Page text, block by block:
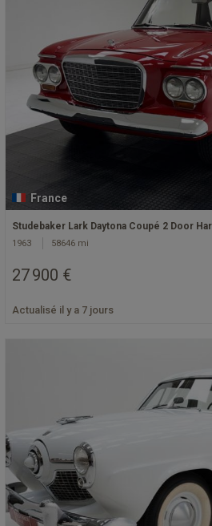
France
Studebaker Lark Daytona Coupé 2 Door
1963 58646 mi
27 900 €
Actualisé il y a 7 jours